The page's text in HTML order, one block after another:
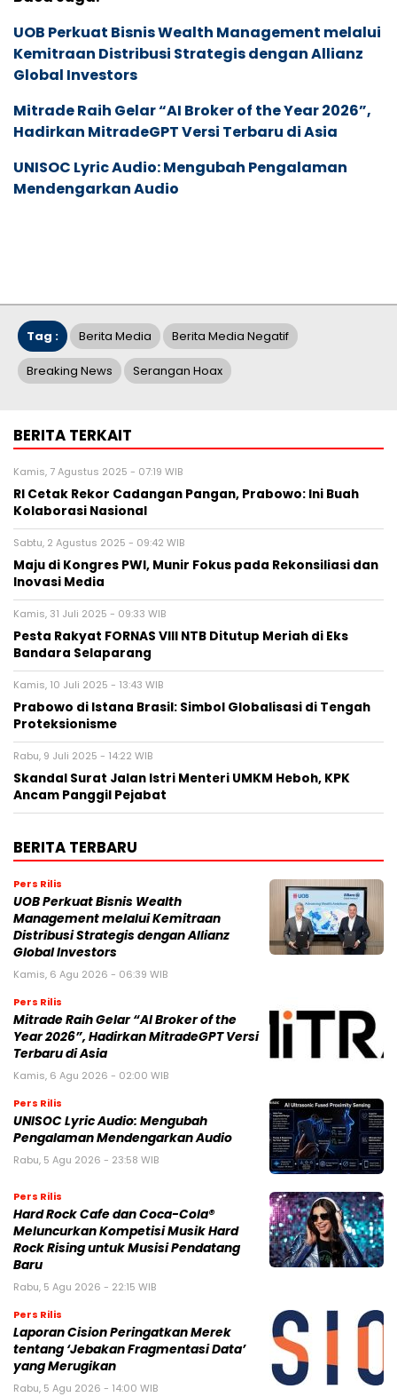
UOB Perkuat Bisnis Wealth Management melalui
Kemitraan Distribusi Strategis dengan Allianz
Global Investors
Mitrade Raih Gelar “AI Broker of the Year 2026”,
Hadirkan MitradeGPT Versi Terbaru di Asia
UNISOC Lyric Audio: Mengubah Pengalaman
Mendengarkan Audio
Tag : Berita Media Berita Media Negatif
Breaking News Serangan Hoax
BERITA TERKAIT
Kamis, 7 Agustus 2025 - 07:19 WIB
RI Cetak Rekor Cadangan Pangan, Prabowo: Ini Buah
Kolaborasi Nasional
Sabtu, 2 Agustus 2025 - 09:42 WIB
Maju di Kongres PWI, Munir Fokus pada Rekonsiliasi dan
Inovasi Media
Kamis, 31 Juli 2025 - 09:33 WIB
Pesta Rakyat FORNAS VIII NTB Ditutup Meriah di Eks
Bandara Selaparang
Kamis, 10 Juli 2025 - 13:43 WIB
Prabowo di Istana Brasil: Simbol Globalisasi di Tengah
Proteksionisme
Rabu, 9 Juli 2025 - 14:22 WIB
Skandal Surat Jalan Istri Menteri UMKM Heboh, KPK
Ancam Panggil Pejabat
BERITA TERBARU
Pers Rilis
UOB Perkuat Bisnis Wealth
Management melalui Kemitraan
Distribusi Strategis dengan Allianz
Global Investors
Kamis, 6 Agu 2026 - 06:39 WIB
Pers Rilis
Mitrade Raih Gelar “AI Broker of the
Year 2026”, Hadirkan MitradeGPT Versi
Terbaru di Asia
Kamis, 6 Agu 2026 - 02:00 WIB
Pers Rilis
UNISOC Lyric Audio: Mengubah
Pengalaman Mendengarkan Audio
Rabu, 5 Agu 2026 - 23:58 WIB
Pers Rilis
Hard Rock Cafe dan Coca-Cola®
Meluncurkan Kompetisi Musik Hard
Rock Rising untuk Musisi Pendatang
Baru
Rabu, 5 Agu 2026 - 22:15 WIB
Pers Rilis
Laporan Cision Peringatkan Merek
tentang ‘Jebakan Fragmentasi Data’
yang Merugikan
Rabu, 5 Agu 2026 - 14:00 WIB